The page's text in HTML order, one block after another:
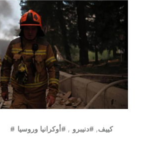
#كييف, #دنيبرو , #أوكرانيا وروسيا